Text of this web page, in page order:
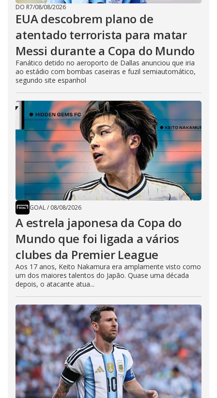
DO R7/08/08/2026
EUA descobrem plano de
atentado terrorista para matar
Messi durante a Copa do Mundo
Fanático detido no aeroporto de Dallas anunciou que iria
ao estádio com bombas caseiras e fuzil semiautomático,
segundo site espanhol
GOAL/ 08/08/2026
A estrela japonesa da Copa do
Mundo que foi ligada a vários
clubes da Premier League
Aos 17 anos, Keito Nakamura era amplamente visto como
um dos maiores talentos do Japão. Quase uma década
depois, o atacante atua...